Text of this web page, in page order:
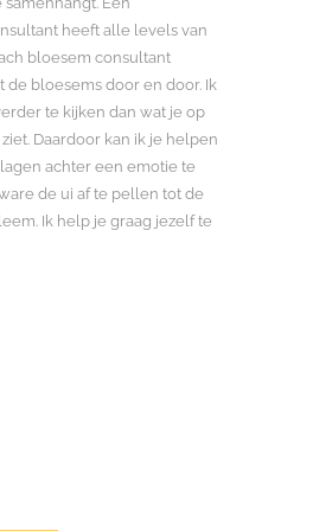
heeft alle levels van
bloesem consultant
bloesems door en door. Ik
te kijken dan wat je op
Daardoor kan ik je helpen
achter een emotie te
de ui af te pellen tot de
Ik help je graag jezelf te